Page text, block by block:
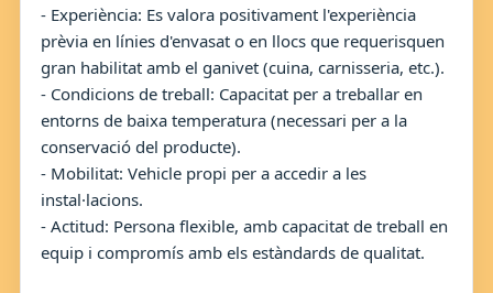
- Experiència: Es valora positivament l'experiència
prèvia en línies d'envasat o en llocs que requerisquen
gran habilitat amb el ganivet (cuina, carnisseria, etc.).
- Condicions de treball: Capacitat per a treballar en
entorns de baixa temperatura (necessari per a la
conservació del producte).
- Mobilitat: Vehicle propi per a accedir a les
instal·lacions.
- Actitud: Persona flexible, amb capacitat de treball en
equip i compromís amb els estàndards de qualitat.